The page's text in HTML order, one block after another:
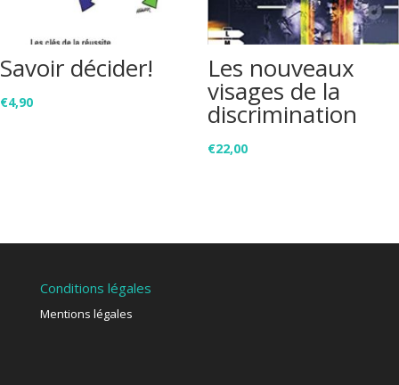
Savoir décider!
€4,90
Les nouveaux
visages de la
discrimination
€22,00
Conditions légales
Mentions légales